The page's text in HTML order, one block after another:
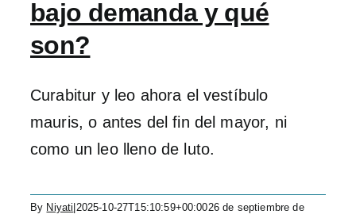
bajo demanda y qué
son?
Curabitur y leo ahora el vestíbulo
mauris, o antes del fin del mayor, ni
como un leo lleno de luto.
By Niyati 2025-10-27T15:10:59+00:0026 de septiembre de